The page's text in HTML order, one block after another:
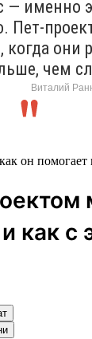
— именно
Пет-
когда они
чем
Виталий
как с